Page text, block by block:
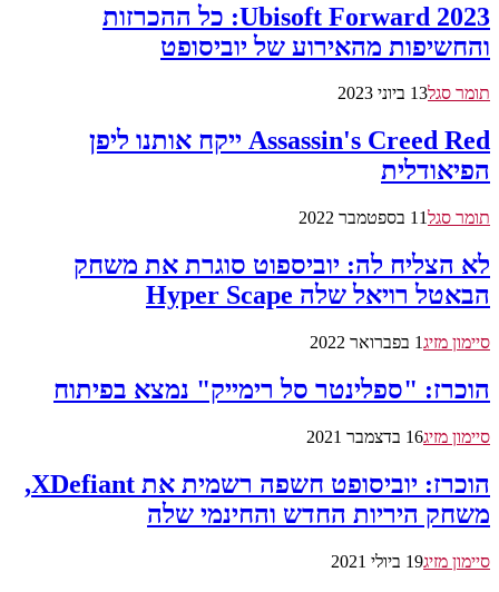
Ubisoft Forward 2023: כל ההכרזות
והחשיפות מהאירוע של יוביסופט
תומר סגל13 ביוני 2023
Assassin's Creed Red ייקח אותנו ליפן
הפיאודלית
תומר סגל11 בספטמבר 2022
לא הצליח לה: יוביספוט סוגרת את משחק
הבאטל רויאל שלה Hyper Scape
סיימון מזיג1 בפברואר 2022
הוכרז: "ספלינטר סל רימייק" נמצא בפיתוח
סיימון מזיג16 בדצמבר 2021
הוכרז: יוביסופט חשפה רשמית את XDefiant,
משחק היריות החדש והחינמי שלה
סיימון מזיג19 ביולי 2021